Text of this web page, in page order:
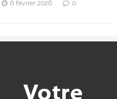
6 février 2026 0